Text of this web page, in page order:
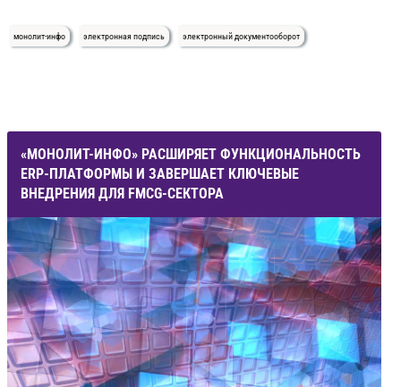
монолит-инфо электронная подпись электронный документооборот
«МОНОЛИТ-ИНФО» РАСШИРЯЕТ ФУНКЦИОНАЛЬНОСТЬ
ERP-ПЛАТФОРМЫ И ЗАВЕРШАЕТ КЛЮЧЕВЫЕ
ВНЕДРЕНИЯ ДЛЯ FMCG-СЕКТОРА